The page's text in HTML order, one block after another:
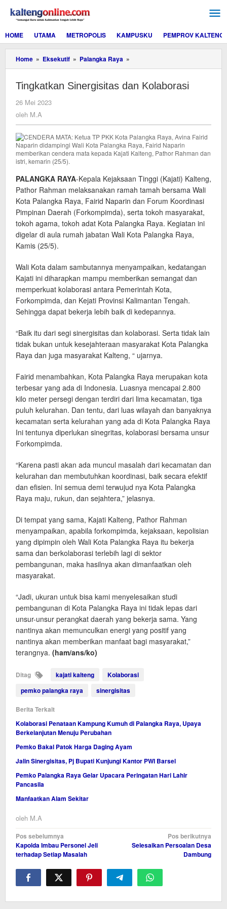
konten
HOME
UTAMA METROPOLIS KAMPUSKU PEMPROV KALTENG
Home » Eksekutif » Palangka Raya »
Sinergisitas
Kolaborasi
Tingkatkan Sinergisitas dan Kolaborasi
26 Mei 2023
oleh M.A
PALANGKA RAYA-Kepala Kejaksaan Tinggi (Kajati) Kalteng,
Pathor Rahman melaksanakan ramah tamah bersama Wali
Kota Palangka Raya, Fairid Naparin dan Forum Koordinasi
Pimpinan Daerah (Forkompimda), serta tokoh masyarakat,
tokoh agama, tokoh adat Kota Palangka Raya. Kegiatan ini
digelar di aula rumah jabatan Wali Kota Palangka Raya,
Kamis (25/5).
Wali Kota dalam sambutannya menyampaikan, kedatangan
Kajati ini diharapkan mampu memberikan semangat dan
memperkuat kolaborasi antara Pemerintah Kota,
Forkompimda, dan Kejati Provinsi Kalimantan Tengah.
Sehingga dapat bekerja lebih baik di kedepannya.
“Baik itu dari segi sinergisitas dan kolaborasi. Serta tidak lain
tidak bukan untuk kesejahteraan masyarakat Kota Palangka
Raya dan juga masyarakat Kalteng, “ ujarnya.
Fairid menambahkan, Kota Palangka Raya merupakan kota
terbesar yang ada di Indonesia. Luasnya mencapai 2.800
kilo meter persegi dengan terdiri dari lima kecamatan, tiga
puluh kelurahan. Dan tentu, dari luas wilayah dan banyaknya
kecamatan serta kelurahan yang ada di Kota Palangka Raya
Ini tentunya diperlukan sinegritas, kolaborasi bersama unsur
Forkompimda.
“Karena pasti akan ada muncul masalah dari kecamatan dan
kelurahan dan membutuhkan koordinasi, baik secara efektif
dan efisien. Ini semua demi terwujud nya Kota Palangka
Raya maju, rukun, dan sejahtera,” jelasnya.
Di tempat yang sama, Kajati Kalteng, Pathor Rahman
menyampaikan, apabila forkompimda, kejaksaan, kepolisian
yang dipimpin oleh Wali Kota Palangka Raya itu bekerja
sama dan berkolaborasi terlebih lagi di sektor
pembangunan, maka hasilnya akan dimanfaatkan oleh
masyarakat.
“Jadi, ukuran untuk bisa kami menyelesaikan studi
pembangunan di Kota Palangka Raya ini tidak lepas dari
unsur-unsur perangkat daerah yang bekerja sama. Yang
nantinya akan memunculkan energi yang positif yang
nantinya akan memberikan manfaat bagi masyarakat,”
terangnya. (ham/ans/ko)
Ditag kajati kalteng
Kolaborasi
pemko palangka raya
sinergisitas
Berita Terkait
Kolaborasi Penataan Kampung Kumuh di Palangka Raya, Upaya
Berkelanjutan Menuju Perubahan
Pemko Bakal Patok Harga Daging Ayam
Jalin Sinergisitas, Pj Bupati Kunjungi Kantor PWI Barsel
Pemko Palangka Raya Gelar Upacara Peringatan Hari Lahir
Pancasila
Manfaatkan Alam Sekitar
oleh M.A
Navigasi
pos
Pos sebelumnya
Kapolda Imbau Personel Jeli
terhadap Setiap Masalah
Pos berikutnya
Selesaikan Persoalan Desa
Dambung